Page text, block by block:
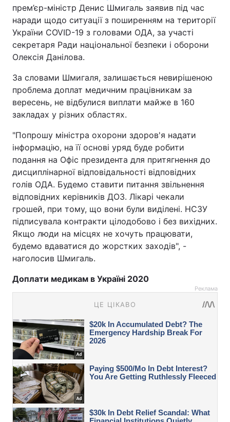
прем’єр-міністр Денис Шмигаль заявив під час
наради щодо ситуації з поширенням на території
України COVID-19 з головами ОДА, за участі
секретаря Ради національної безпеки і оборони
Олексія Данілова.
За словами Шмигаля, залишається невирішеною
проблема доплат медичним працівникам за
вересень, не відбулися виплати майже в 160
закладах у різних областях.
"Попрошу міністра охорони здоров'я надати
інформацію, на її основі уряд буде робити
подання на Офіс президента для притягнення до
дисциплінарної відповідальності відповідних
голів ОДА. Будемо ставити питання звільнення
відповідних керівників ДОЗ. Лікарі чекали
грошей, при тому, що вони були виділені. НСЗУ
підписувала контракти цілодобово і без вихідних.
Якщо люди на місцях не хочуть працювати,
будемо вдаватися до жорстких заходів", -
наголосив Шмигаль.
Доплати медикам в Україні 2020
Реклама